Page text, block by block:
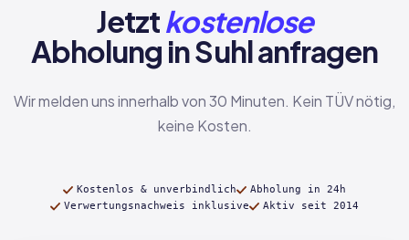
Jetztkostenlose
Abholung in Suhl anfragen
Wir melden uns innerhalb von 30 Minuten. Kein TÜV nötig,
keine Kosten.
Kostenlos & unverbindlich
Abholung in 24h
Verwertungsnachweis inklusive
Aktiv seit 2014